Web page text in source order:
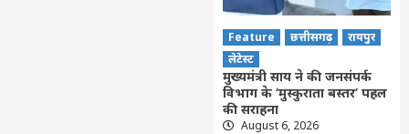
Feature छत्तीसगढ़
रायपुर
लेटेस्ट
मुख्यमंत्री साय ने की जनसंपर्क
विभाग के ‘मुस्कुराता बस्तर’ पहल
की सराहना
August 6, 2026